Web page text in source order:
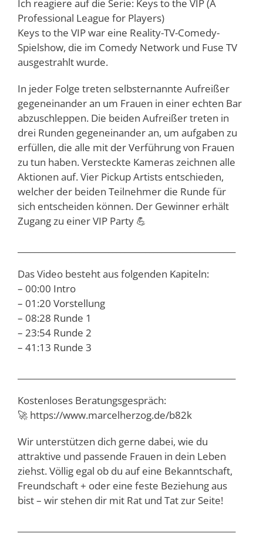
Ich reagiere auf die Serie: Keys to the VIP (A
Professional League for Players)
Keys to the VIP war eine Reality-TV-Comedy-
Spielshow, die im Comedy Network und Fuse TV
ausgestrahlt wurde.
In jeder Folge treten selbsternannte Aufreißer
gegeneinander an um Frauen in einer echten Bar
abzuschleppen. Die beiden Aufreißer treten in
drei Runden gegeneinander an, um aufgaben zu
erfüllen, die alle mit der Verführung von Frauen
zu tun haben. Versteckte Kameras zeichnen alle
Aktionen auf. Vier Pickup Artists entschieden,
welcher der beiden Teilnehmer die Runde für
sich entscheiden können. Der Gewinner erhält
Zugang zu einer VIP Party 💪
Das Video besteht aus folgenden Kapiteln:
– 00:00 Intro
– 01:20 Vorstellung
– 08:28 Runde 1
– 23:54 Runde 2
– 41:13 Runde 3
Kostenloses Beratungsgespräch:
🚀 https://www.marcelherzog.de/b82k
Wir unterstützen dich gerne dabei, wie du
attraktive und passende Frauen in dein Leben
ziehst. Völlig egal ob du auf eine Bekanntschaft,
Freundschaft + oder eine feste Beziehung aus
bist – wir stehen dir mit Rat und Tat zur Seite!